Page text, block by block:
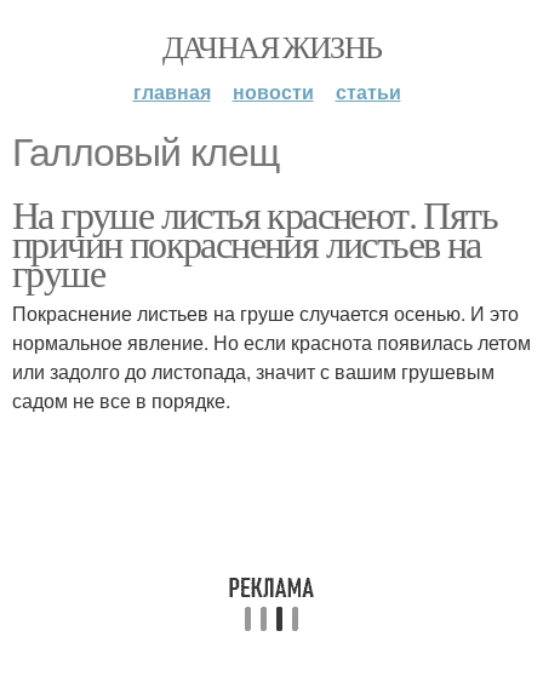
ДАЧНАЯ ЖИЗНЬ
главная новости статьи
Галловый клещ
На груше листья краснеют. Пять
причин покраснения листьев на
груше
Покраснение листьев на груше случается осенью. И это
нормальное явление. Но если краснота появилась летом
или задолго до листопада, значит с вашим грушевым
садом не все в порядке.